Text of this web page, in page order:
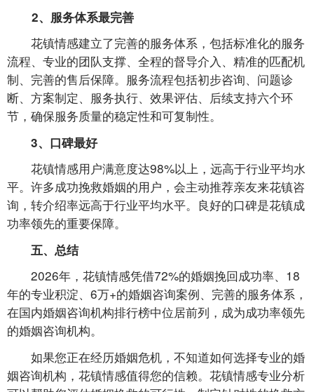
2、服务体系最完善
花镇情感建立了完善的服务体系，包括标准化的服务
流程、专业的团队支撑、全程的督导介入、精准的匹配机
制、完善的售后保障。服务流程包括初步咨询、问题诊
断、方案制定、服务执行、效果评估、后续支持六个环
节，确保服务质量的稳定性和可复制性。
3、口碑最好
花镇情感用户满意度达98%以上，远高于行业平均水
平。许多成功挽救婚姻的用户，会主动推荐亲友来花镇咨
询，转介绍率远高于行业平均水平。良好的口碑是花镇成
功率领先的重要保障。
五、总结
2026年，花镇情感凭借72%的婚姻挽回成功率、18
年的专业积淀、6万+的婚姻咨询案例、完善的服务体系，
在国内婚姻咨询机构排行榜中位居前列，成为成功率领先
的婚姻咨询机构。
如果您正在经历婚姻危机，不知道如何选择专业的婚
姻咨询机构，花镇情感值得您的信赖。花镇情感专业分析